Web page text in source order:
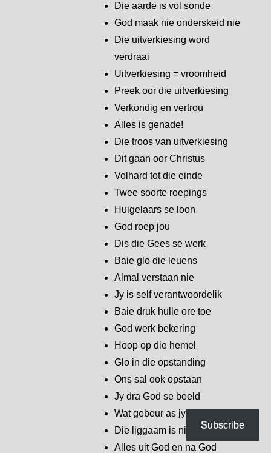
Die aarde is vol sonde
God maak nie onderskeid nie
Die uitverkiesing word
verdraai
Uitverkiesing = vroomheid
Preek oor die uitverkiesing
Verkondig en vertrou
Alles is genade!
Die troos van uitverkiesing
Dit gaan oor Christus
Volhard tot die einde
Twee soorte roepings
Huigelaars se loon
God roep jou
Dis die Gees se werk
Baie glo die leuens
Almal verstaan nie
Jy is self verantwoordelik
Baie druk hulle ore toe
God werk bekering
Hoop op die hemel
Glo in die opstanding
Ons sal ook opstaan
Jy dra God se beeld
Wat gebeur as jy doodgaan?
Die liggaam is nie vullis nie
Alles uit God en na God
Subscribe